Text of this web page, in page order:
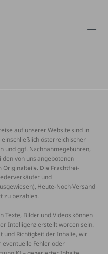
auf unserer Website sind in
einschließlich österreichischer
und ggf. Nachnahmegebühren,
von uns angebotenen
Originalteile. Die Frachtfrei-
und
Heute-Noch-Versand
zu bezahlen.
Texte, Bilder und Videos können
Intelligenz erstellt worden sein.
und Richtigkeit der Inhalte, wir
eventuelle Fehler oder